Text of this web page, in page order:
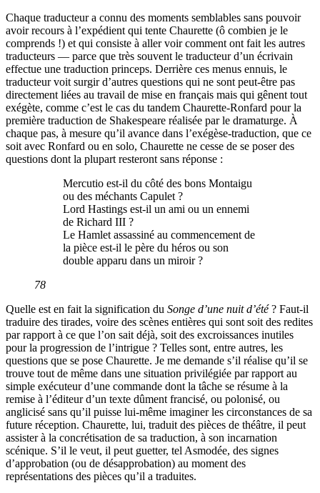
Chaque traducteur a connu des moments semblables sans pouvoir
avoir recours à l’expédient qui tente Chaurette (ô combien je le
comprends !) et qui consiste à aller voir comment ont fait les autres
traducteurs — parce que très souvent le traducteur d’un écrivain
effectue une traduction princeps. Derrière ces menus ennuis, le
traducteur voit surgir d’autres questions qui ne sont peut-être pas
directement liées au travail de mise en français mais qui gênent tout
exégète, comme c’est le cas du tandem Chaurette-Ronfard pour la
première traduction de Shakespeare réalisée par le dramaturge. À
chaque pas, à mesure qu’il avance dans l’exégèse-traduction, que ce
soit avec Ronfard ou en solo, Chaurette ne cesse de se poser des
questions dont la plupart resteront sans réponse :
Mercutio est-il du côté des bons Montaigu
ou des méchants Capulet ?
Lord Hastings est-il un ami ou un ennemi
de Richard III ?
Le Hamlet assassiné au commencement de
la pièce est-il le père du héros ou son
double apparu dans un miroir ?
78
Quelle est en fait la signification du Songe d’une nuit d’été? Faut-il
traduire des tirades, voire des scènes entières qui sont soit des redites
par rapport à ce que l’on sait déjà, soit des excroissances inutiles
pour la progression de l’intrigue ? Telles sont, entre autres, les
questions que se pose Chaurette. Je me demande s’il réalise qu’il se
trouve tout de même dans une situation privilégiée par rapport au
simple exécuteur d’une commande dont la tâche se résume à la
remise à l’éditeur d’un texte dûment francisé, ou polonisé, ou
anglicisé sans qu’il puisse lui-même imaginer les circonstances de sa
future réception. Chaurette, lui, traduit des pièces de théâtre, il peut
assister à la concrétisation de sa traduction, à son incarnation
scénique. S’il le veut, il peut guetter, tel Asmodée, des signes
d’approbation (ou de désapprobation) au moment des
représentations des pièces qu’il a traduites.